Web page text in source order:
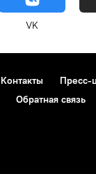
VK
Контакты Пресс-
Обратная связь